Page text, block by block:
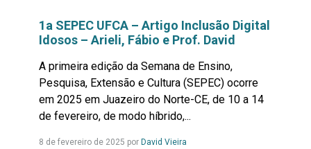
1a SEPEC UFCA – Artigo Inclusão Digital
Idosos – Arieli, Fábio e Prof. David
A primeira edição da Semana de Ensino,
Pesquisa, Extensão e Cultura (SEPEC) ocorre
em 2025 em Juazeiro do Norte-CE, de 10 a 14
de fevereiro, de modo híbrido,...
8 de fevereiro de 2025 por David VieiraLeia